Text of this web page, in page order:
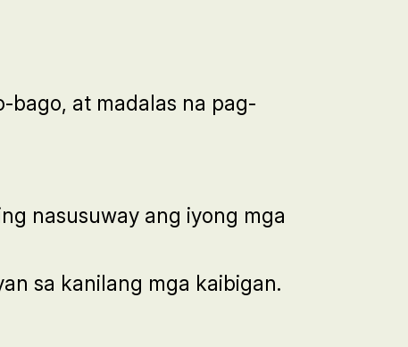
bago, at madalas na pag-
nasusuway ang iyong mga
sa kanilang mga kaibigan.